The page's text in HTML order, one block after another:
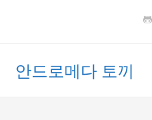
안드로메다 토끼